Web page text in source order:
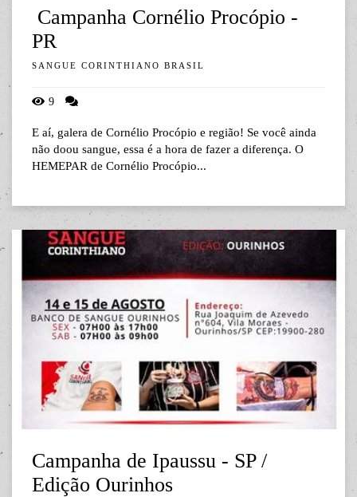
Campanha Cornélio Procópio -
PR
SANGUE CORINTHIANO BRASIL
9
E aí, galera de Cornélio Procópio e região! Se você ainda
não doou sangue, essa é a hora de fazer a diferença. O
HEMEPAR de Cornélio Procópio...
Campanha de Ipaussu - SP /
Edição Ourinhos